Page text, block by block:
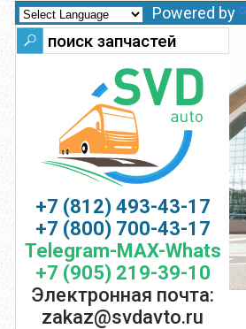
Powered by
+7 (812) 493-43-17
+7 (800) 700-43-17
Telegram-MAX-Whats
+7 (905) 219-39-10
Электронная почта:
zakaz@svdavto.ru